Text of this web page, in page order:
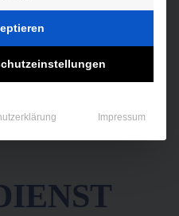
Impressum